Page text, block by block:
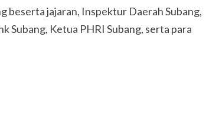
beserta jajaran, Inspektur Daerah Subang,
Subang, Ketua PHRI Subang, serta para